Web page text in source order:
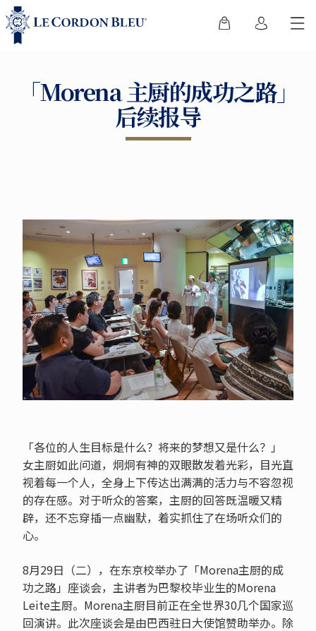
「Morena 主厨的成功之路」
后续报导
「各位的人生目标是什么？将来的梦想又是什么？」
女主厨如此问道，炯炯有神的双眼散发着光彩，目光直
视着每一个人，全身上下传达出满满的活力与不容忽视
的存在感。对于听众的答案，主厨的回答既温暖又精
辟，还不忘穿插一点幽默，着实抓住了在场听众们的
心。
8月29日（二），在东京校举办了「Morena主厨的成
功之路」座谈会，主讲者为巴黎校毕业生的Morena
Leite主厨。Morena主厨目前正在全世界30几个国家巡
回演讲。此次座谈会是由巴西驻日大使馆赞助举办。除